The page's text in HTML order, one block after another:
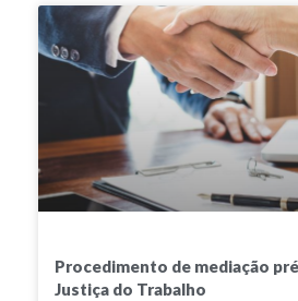
Procedimento de mediação
Justiça do Trabalho